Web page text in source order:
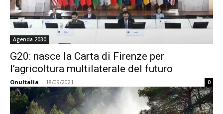
Agenda 2030
G20: nasce la Carta di Firenze per
l’agricoltura multilaterale del futuro
OnuItalia - 18/09/2021 0